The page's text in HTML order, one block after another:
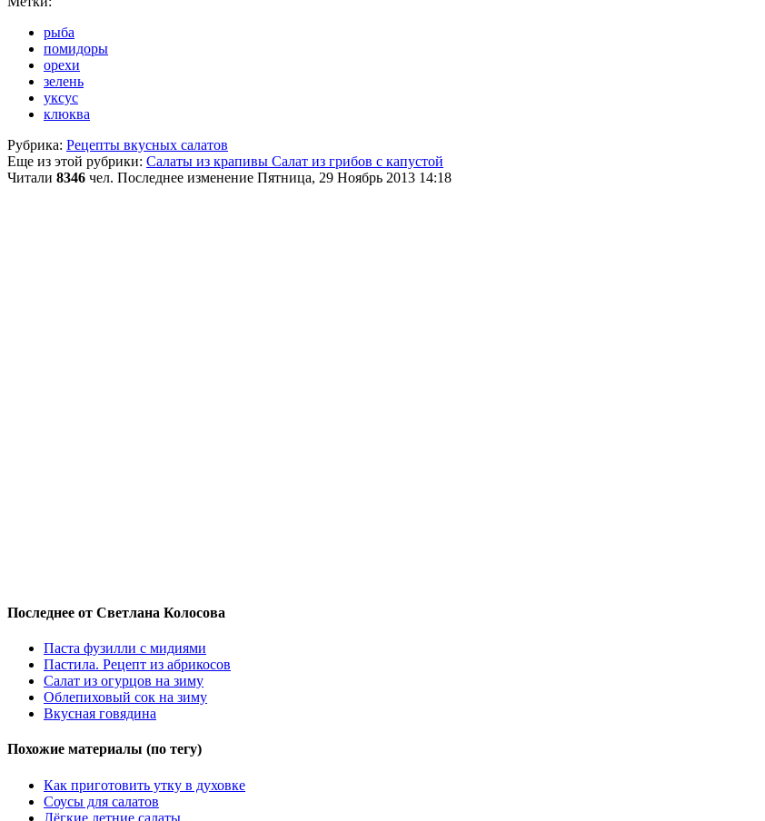
рыба
помидоры
орехи
зелень
уксус
клюква
Рубрика: Рецепты вкусных салатов
Еще из этой рубрики: Салаты из крапивы Салат из грибов с капустой
Читали 8346 чел. Последнее изменение Пятница, 29 Ноябрь 2013 14:18
Последнее от Светлана Колосова
Паста фузилли с мидиями
Пастила. Рецепт из абрикосов
Салат из огурцов на зиму
Облепиховый сок на зиму
Вкусная говядина
Похожие материалы (по тегу)
Как приготовить утку в духовке
Соусы для салатов
Лёгкие летние салаты